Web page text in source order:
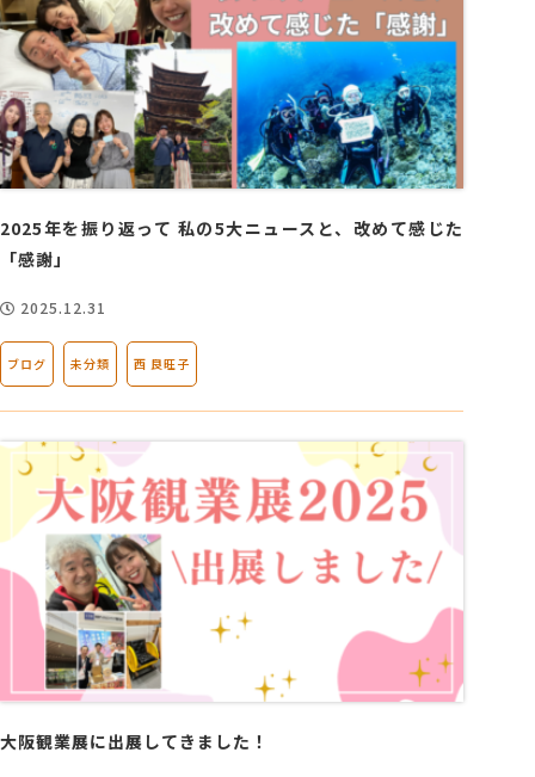
2025年を振り返って 私の5大ニュースと、改めて感じた
「感謝」
2025.12.31
ブログ 未分類 西 良旺子
大阪観業展に出展してきました！